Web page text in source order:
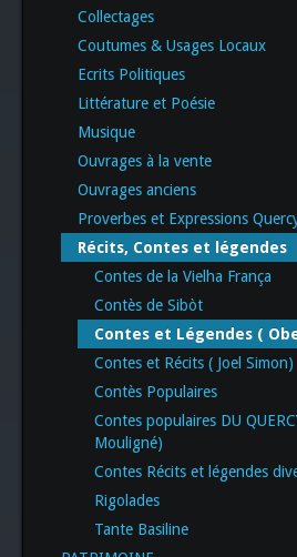
Collectages
Coutumes & Usages Locaux
Ecrits Politiques
Littérature et Poésie
Musique
Ouvrages à la vente
Ouvrages anciens
Proverbes et Expressions
Récits, Contes et légendes
Contes de la Vielha França
Contès de Sibòt
Contes et Légendes (
Contes et Récits ( Joel Simon)
Contès Populaires
Contes populaires DU
Mouligné)
Contes Récits et légendes
Rigolades
Tante Basiline